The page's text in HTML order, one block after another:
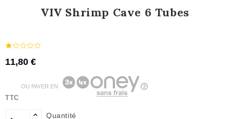
VIV Shrimp Cave 6 Tubes
11,80 €
TTC
OU PAYER EN
Quantité